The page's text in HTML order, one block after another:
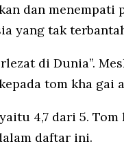
dan menempati
yang tak
di Dunia”.
tom kha gai
4,7 dari 5.
daftar ini.